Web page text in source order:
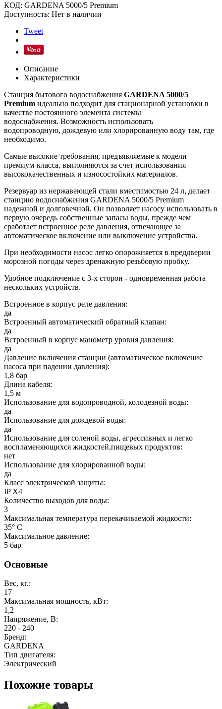
КОД: GARDENA 5000/5 Premium
Доступность: Нет в наличии
Tweet
Описание
Характеристики
Станция бытового водоснабжения GARDENA 5000/5
Premium идеально подходит для стационарной установки в
качестве постоянного элемента системы
водоснабжения. Возможность использовать
водопроводную, дождевую или хлорированную воду там, где
необходимо.
Самые высокие требования, предъявляемые к модели
премиум-класса, выполняются за счет использования
высококачественных и износостойких материалов.
Резервуар из нержавеющей стали вместимостью 24 л, делает
станцию водоснабжения GARDENA 5000/5 Premium
надежной и долговечной. Он позволяет насосу использовать в
первую очередь собственные запасы воды, прежде чем
сработает встроенное реле давления, отвечающее за
автоматическое включение или выключение устройства.
При необходимости насос легко опорожняется в преддверии
морозной погоды через дренажную резьбовую пробку.
Удобное подключение с 3-х сторон - одновременная работа
нескольких устройств.
Встроенное в корпус реле давления:
да
Встроенный автоматический обратный клапан:
да
Встроенный в корпус манометр уровня давления:
да
Давление включения станции (автоматическое включение
насоса при падении давления):
1,8 бар
Длина кабеля:
1,5 м
Использование для водопроводной, колодезной воды:
да
Использование для дождевой воды:
да
Использование для соленой воды, агрессивных и легко
воспламеняющихся жидкостей,пищевых продуктов:
нет
Использование для хлорированной воды:
да
Класс электрической защиты:
IP X4
Количество выходов для воды:
3
Максимальная температура перекачиваемой жидкости:
35° C
Максимальное давление:
5 бар
Основные
Вес, кг.:
17
Максимальная мощность, кВт:
1,2
Напряжение, В:
220 - 240
Бренд:
GARDENA
Тип двигателя:
Электрический
Похожие товары